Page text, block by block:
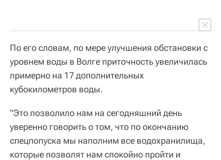
По его словам, по мере улучшения обстановки с
уровнем воды в Волге приточность увеличилась
примерно на 17 дополнительных
кубокилометров воды.
"Это позволило нам на сегодняшний день
уверенно говорить о том, что по окончанию
спецпопуска мы наполним все водохранилища,
которые позволят нам спокойно пройти и